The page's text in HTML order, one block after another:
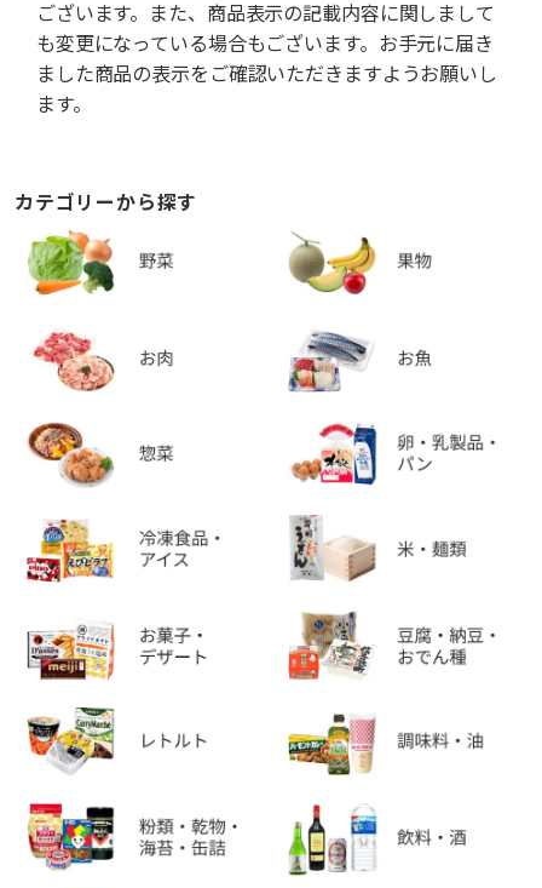
ございます。また、商品表示の記載内容に関しまして
も変更になっている場合もございます。お手元に届き
ました商品の表示をご確認いただきますようお願いし
ます。
カテゴリーから探す